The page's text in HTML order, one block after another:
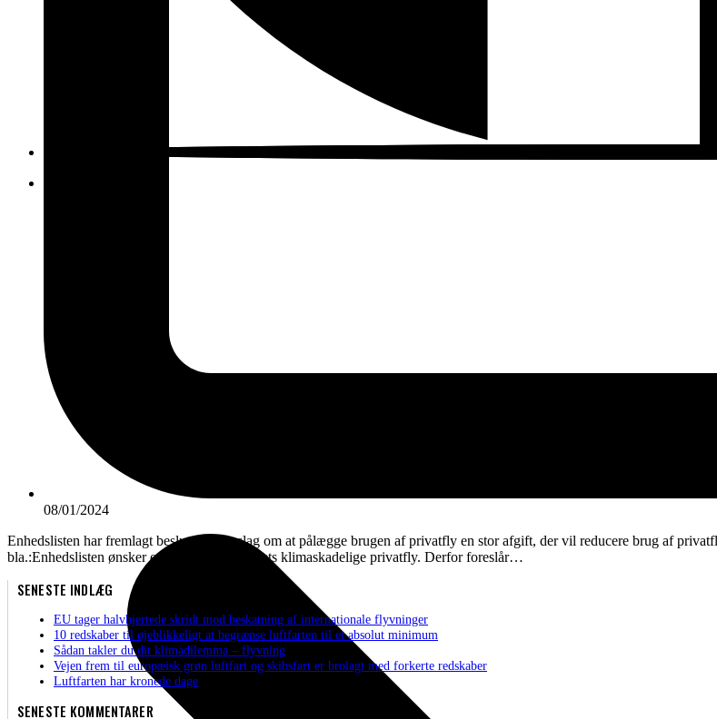
08/01/2024
Enhedslisten har fremlagt beslutningsforslag om at pålægge brugen af privatfly en stor afgift, der vil reducere brug af
bla.:Enhedslisten ønsker et opgør med jetsettets klimaskadelige privatfly. Derfor foreslår…
SENESTE INDLÆG
EU tager halvhjertede skridt mod beskatning af internationale flyvninger
10 redskaber til øjeblikkeligt at begrænse luftfarten til et absolut minimum
Sådan takler du dit klimadilemma – flyvning
Vejen frem til europæisk grøn luftfart og skibsfart er brolagt med forkerte redskaber
Luftfarten har kronede dage
SENESTE KOMMENTARER